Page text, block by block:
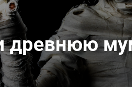
древнюю